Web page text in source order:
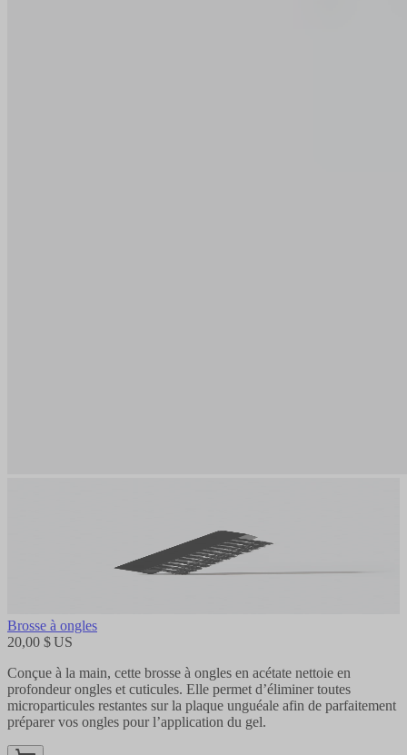
Brosse à ongles
20,00 $ US
Conçue à la main, cette brosse à ongles en acétate nettoie en
profondeur ongles et cuticules. Elle permet d’éliminer toutes
microparticules restantes sur la plaque unguéale afin de parfaitement
préparer vos ongles pour l’application du gel.